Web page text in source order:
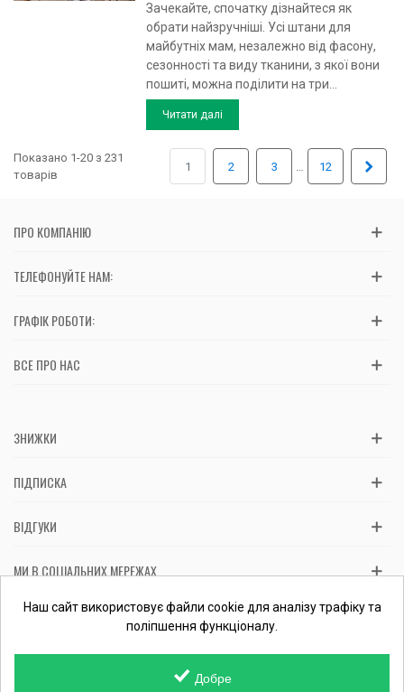
Зачекайте, спочатку дізнайтеся як
обрати найзручніші. Усі штани для
майбутніх мам, незалежно від фасону,
сезонності та виду тканини, з якої вони
пошиті, можна поділити на три...
Читати далі
Показано 1-20 з 231
товарів
1 2 3 12
ПРО КОМПАНІЮ
ТЕЛЕФОНУЙТЕ НАМ:
ГРАФІК РОБОТИ:
ВСЕ ПРО НАС
ЗНИЖКИ
ПІДПИСКА
ВІДГУКИ
МИ В СОЦІАЛЬНИХ МЕРЕЖАХ
Вас обслуговує: ФОП Косташ С.І., номер запису в ЄДР 2 673 000
0000 057597 від 06.01.2017.Перевірити ФОП
Наш сайт використовує файли cookie для аналізу трафіку та
поліпшення функціоналу.
Добре